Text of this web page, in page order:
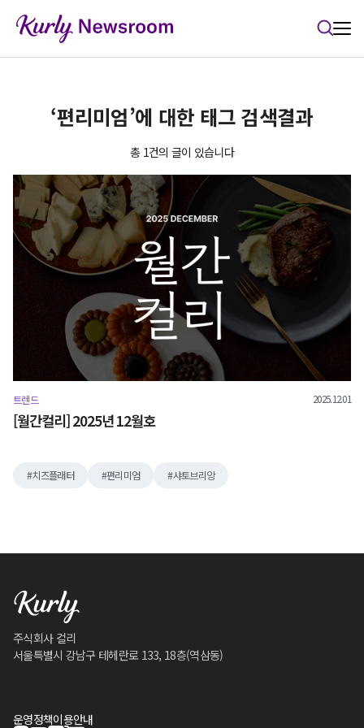
‘편리미엄’에 대한 태그 검색결과
총 1건의 글이 있습니다
트렌드 2025.12.01
[월간컬리] 2025년 12월호
치즈플래터 편리미엄 샤토브리앙
주식회사 컬리
서울특별시 강남구 테헤란로 133, 18층(역삼동)
운영정책이용안내